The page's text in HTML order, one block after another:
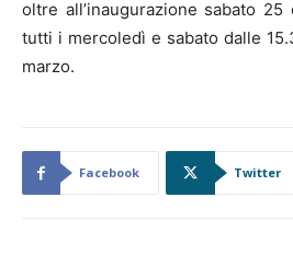
oltre all’inaugurazione sabato
tutti i mercoledì e sabato dalle
marzo.
Facebook Twitter